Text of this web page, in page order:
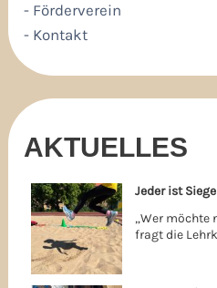
- Förderverein
- Kontakt
AKTUELLES
Jeder ist
„Wer möchte
fragt die